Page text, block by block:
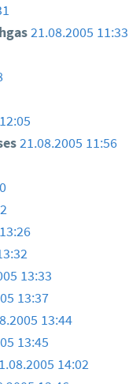
21.08.2005 11:33
21.08.2005 11:56
13:33
13:37
13:44
13:45
14:02